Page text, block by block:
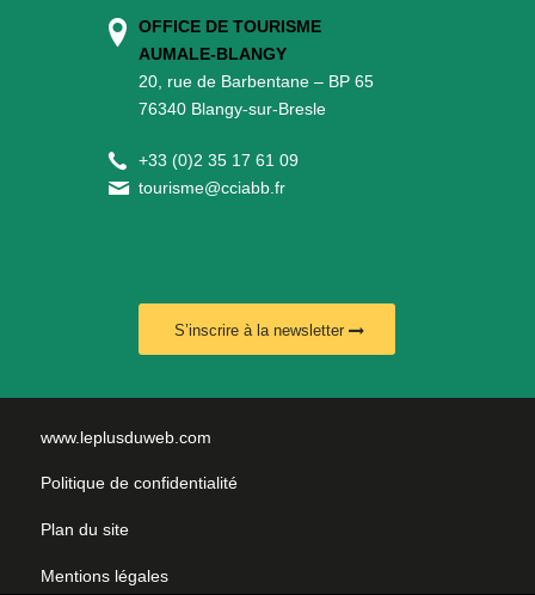
OFFICE DE TOURISME
AUMALE-BLANGY
20, rue de Barbentane – BP 65
76340 Blangy-sur-Bresle
+33 (0)2 35 17 61 09
tourisme@cciabb.fr
S’inscrire à la newsletter
www.leplusduweb.com
Politique de confidentialité
Plan du site
Mentions légales